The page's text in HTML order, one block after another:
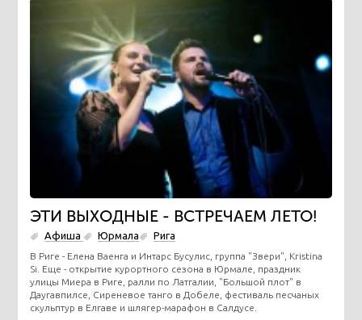
ЭТИ ВЫХОДНЫЕ - ВСТРЕЧАЕМ ЛЕТО!
Афиша Юрмала Рига
В Риге - Елена Ваенга и Интарс Бусулис, группа "Звери", Kristina
Si. Еще - открытие курортного сезона в Юрмале, праздник
улицы Миера в Риге, ралли по Латгалии, "Большой плот" в
Даугавпилсе, Сиреневое танго в Добеле, фестиваль песчаных
скульптур в Елгаве и шлягер-марафон в Салдусе.